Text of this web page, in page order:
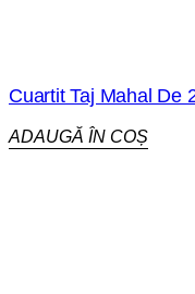
Cuartit Taj Mahal De
ADAUGĂ ÎN COȘ